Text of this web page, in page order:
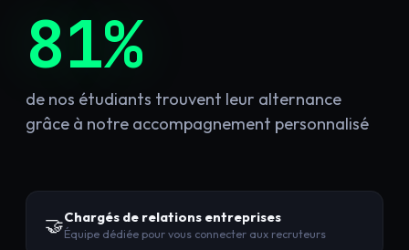
81%
de nos étudiants trouvent leur alternance
grâce à notre accompagnement personnalisé
🤝Chargés de relations entreprises
Équipe dédiée pour vous connecter aux recruteurs